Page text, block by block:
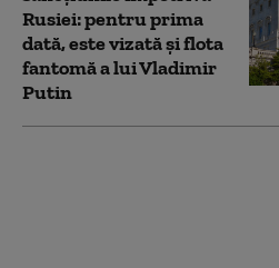
Rusiei: pentru prima
dată, este vizată și flota
fantomă a lui Vladimir
Putin